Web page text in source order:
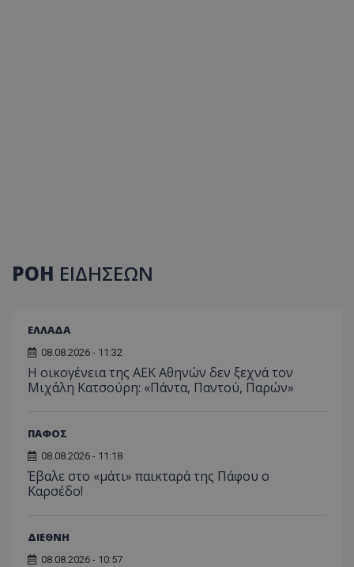
ΡΟΗ ΕΙΔΗΣΕΩΝ
ΕΛΛΑΔΑ
08.08.2026 - 11:32
Η οικογένεια της ΑΕΚ Αθηνών δεν ξεχνά τον
Μιχάλη Κατσούρη: «Πάντα, Παντού, Παρών»
ΠΑΦΟΣ
08.08.2026 - 11:18
Έβαλε στο «μάτι» παικταρά της Πάφου ο
Καρσέδο!
ΔΙΕΘΝΗ
08.08.2026 - 10:57